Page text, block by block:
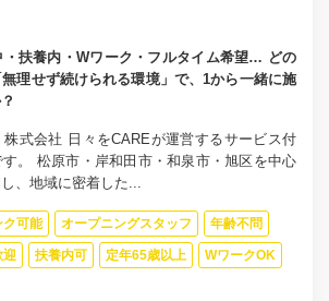
・扶養内・Wワーク・フルタイム希望… どの
理せず続けられる環境」で、1から一緒に施
株式会社 日々をCAREが運営するサービス付
。 松原市・岸和田市・和泉市・旭区を中心
、地域に密着した...
ク可能 オープニングスタッフ 年齢不問
迎 扶養内可 定年65歳以上 WワークOK